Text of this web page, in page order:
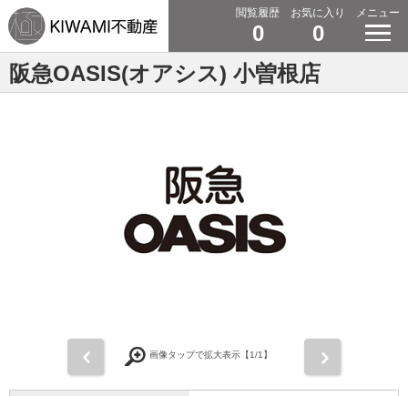
閲覧履歴
0
お気に入り
0
メニュー
阪急OASIS(オアシス) 小曽根店
画像タップで拡大表示【1/1】